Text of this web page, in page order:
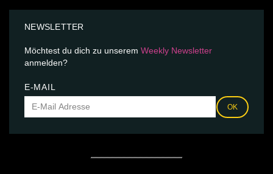
NEWSLETTER
Möchtest du dich zu unserem Weekly Newsletter
anmelden?
E-MAIL
OK